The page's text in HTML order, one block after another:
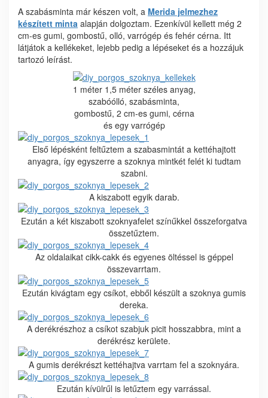
A szabásminta már készen volt, a Merida jelmezhez
készített minta alapján dolgoztam. Ezenkívül kellett még 2
cm-es gumi, gombostű, olló, varrógép és fehér cérna. Itt
látjátok a kellékeket, lejebb pedig a lépéseket és a hozzájuk
tartozó leírást.
1 méter 1,5 méter széles anyag,
szabóólló, szabásminta,
gombostű, 2 cm-es gumi, cérna
és egy varrógép
Első lépésként feltűztem a szabasmintát a kettéhajtott
anyagra, így egyszerre a szoknya mintkét felét ki tudtam
szabni.
A kiszabott egyik darab.
Ezután a két kiszabott szoknyafelet színűkkel összeforgatva
összetűztem.
Az oldalaikat cikk-cakk és egyenes öltéssel is géppel
összevarrtam.
Ezután kivágtam egy csíkot, ebből készült a szoknya gumis
dereka.
A derékrészhoz a csíkot szabjuk picit hosszabbra, mint a
derékrész kerülete.
A gumis derékrészt kettéhajtva varrtam fel a szoknyára.
Ezután kívülrűl is letűztem egy varrással.